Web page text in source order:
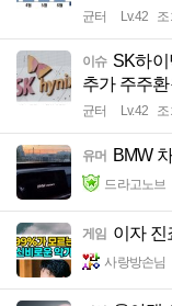
균터 Lv.42 조
이슈 SK하
추가 주주
균터 Lv.42 조
유머 BMW
드라고노브
게임 이자 진
사랑방손님